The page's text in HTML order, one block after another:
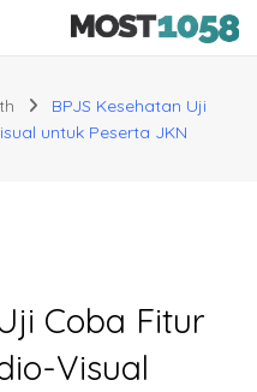
BPJS Kesehatan Uji
untuk Peserta JKN
Coba Fitur
Visual